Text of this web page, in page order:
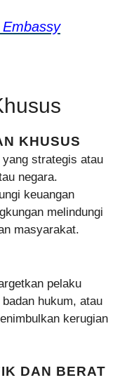
KHUSUS
yang strategis atau
negara.
keuangan
melindungi
masyarakat.
pelaku
hukum, atau
kerugian
DAN BERAT